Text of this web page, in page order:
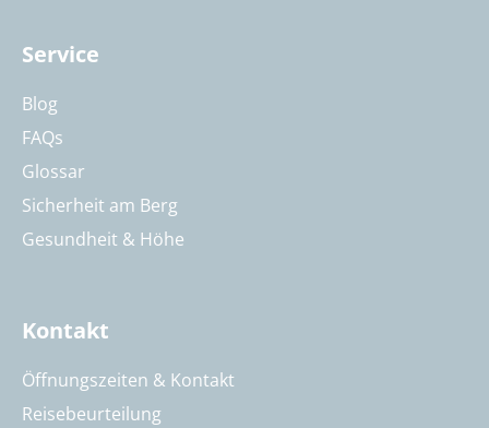
Service
Blog
FAQs
Glossar
Sicherheit am Berg
Gesundheit & Höhe
Kontakt
Öffnungszeiten & Kontakt
Reisebeurteilung